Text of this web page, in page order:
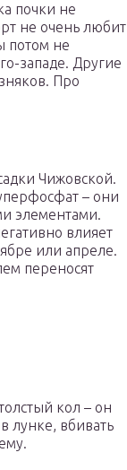
почки не
не очень любит
потом не
западе. Другие
Про
Чижовской.
– они
элементами.
влияет
или апреле.
переносят
кол – он
лунке, вбивать